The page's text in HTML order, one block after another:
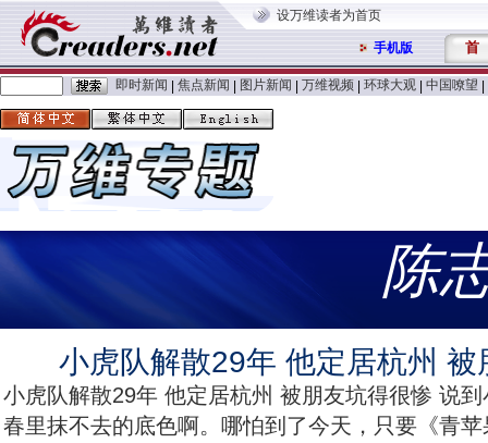
设万维读者为首页
手机版 首
即时新闻 焦点新闻 图片新闻 万维视频 环球大观 中国嘹望
陈
小虎队解散29年 他定居杭州 被
小虎队解散29年 他定居杭州 被朋友坑得很惨 说
春里抹不去的底色啊。哪怕到了今天，只要《青